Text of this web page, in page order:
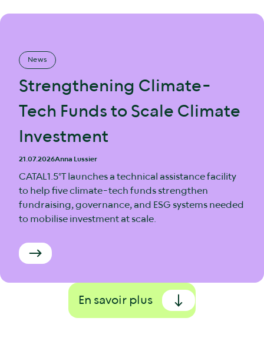
News
Strengthening Climate-
Tech Funds to Scale Climate
Investment
21.07.2026Anna Lussier
CATAL1.5°T launches a technical assistance facility
to help five climate-tech funds strengthen
fundraising, governance, and ESG systems needed
to mobilise investment at scale.
En savoir plus